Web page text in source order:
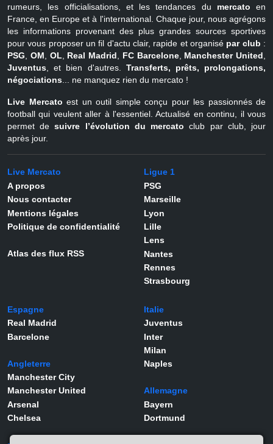
rumeurs, les officialisations, et les tendances du mercato en
France, en Europe et à l'international. Chaque jour, nous agrégons
les informations provenant des plus grandes sources sportives
pour vous proposer un fil d'actu clair, rapide et organisé par club :
PSG
OM OL Real Madrid FC Barcelone, Manchester United
Juventus , et bien d'autres. Transferts, prêts, prolongations,
négociations ... ne manquez rien du mercato !
Live Mercato est un outil simple conçu pour les passionnés de
football qui veulent aller à l'essentiel. Actualisé en continu, il vous
permet desuivre l’évolution du mercato club par club, jour
après jour.
Live Mercato
A propos
Nous contacter
Mentions légales
Politique de confidentialité
Atlas des flux RSS
Ligue 1
PSG
Marseille
Lyon
Lille
Lens
Nantes
Rennes
Strasbourg
Espagne
Real Madrid
Barcelone
Angleterre
Manchester City
Manchester United
Arsenal
Chelsea
Italie
Juventus
Inter
Milan
Naples
Allemagne
Bayern
Dortmund